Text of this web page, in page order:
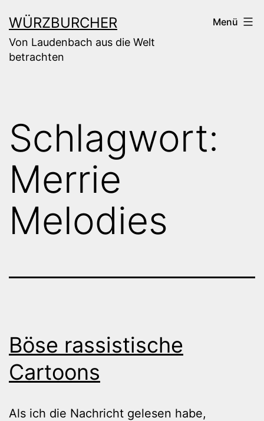
Inhalt
springen
WÜRZBURCHER
Von Laudenbach aus die Welt
betrachten
Menü
Schlagwort:
Merrie
Melodies
Böse rassistische
Cartoons
Als ich die Nachricht gelesen habe,